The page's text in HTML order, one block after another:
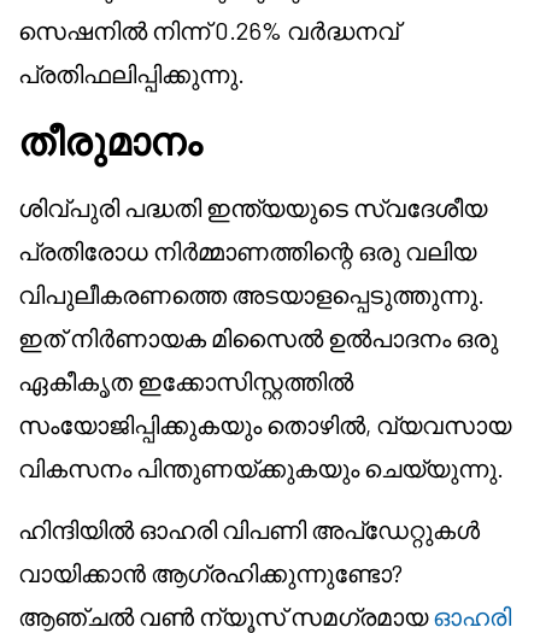
സെഷനിൽ നിന്ന് 0.26% വർദ്ധനവ്
പ്രതിഫലിപ്പിക്കുന്നു.
തീരുമാനം
ശിവ്പുരി പദ്ധതി ഇന്ത്യയുടെ സ്വദേശീയ
പ്രതിരോധ നിർമ്മാണത്തിന്റെ ഒരു വലിയ
വിപുലീകരണത്തെ അടയാളപ്പെടുത്തുന്നു.
ഇത് നിർണായക മിസൈൽ ഉൽപാദനം ഒരു
ഏകീകൃത ഇക്കോസിസ്റ്റത്തിൽ
സംയോജിപ്പിക്കുകയും തൊഴിൽ, വ്യവസായ
വികസനം പിന്തുണയ്ക്കുകയും ചെയ്യുന്നു.
ഹിന്ദിയിൽ ഓഹരി വിപണി അപ്ഡേറ്റുകൾ
വായിക്കാൻ ആഗ്രഹിക്കുന്നുണ്ടോ?
ആഞ്ചൽ വൺ ന്യൂസ് സമഗ്രമായഓഹരി